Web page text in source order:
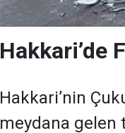
Hakkari’de
Hakkari’nin
meydana gelen